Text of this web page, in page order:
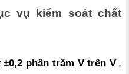
vụ kiểm soát chất
±0,2 phần trăm V trên V ,